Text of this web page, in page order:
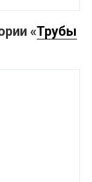
«Трубы